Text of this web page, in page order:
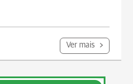
Ver mais